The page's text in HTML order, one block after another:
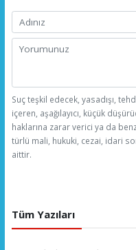
Suç teşkil edecek, yasadışı,
içeren, aşağılayıcı, küçük
haklarına zarar verici ya da
türlü mali, hukuki, cezai, idari
aittir.
Tüm Yazıları